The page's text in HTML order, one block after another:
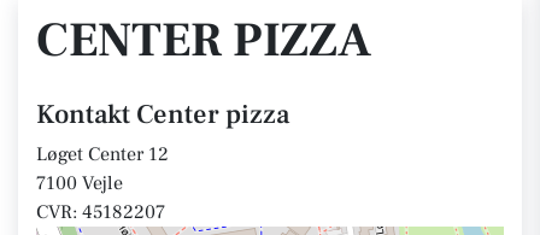
CENTER PIZZA
Kontakt Center pizza
Løget Center 12
7100 Vejle
CVR: 45182207